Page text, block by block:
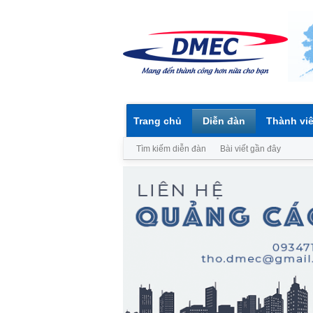
Trang chủ Diễn đàn
Tìm kiếm diễn đàn Bài viết gần đây
Thành